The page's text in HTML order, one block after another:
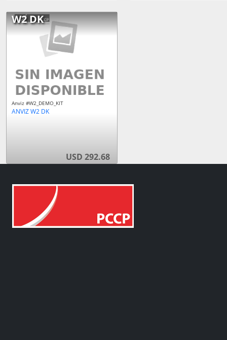
W2 DK
Anviz #W2_DEMO_KIT
ANVIZ W2 DK
USD 292.68